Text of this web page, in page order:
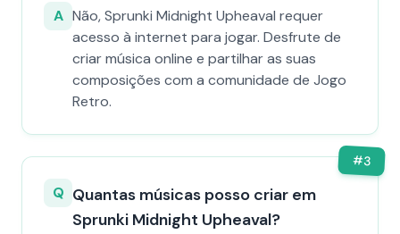
A Não, Sprunki Midnight Upheaval requer
acesso à internet para jogar. Desfrute de
criar música online e partilhar as suas
composições com a comunidade de Jogo
Retro.
#3
Q Quantas músicas posso criar em
Sprunki Midnight Upheaval?